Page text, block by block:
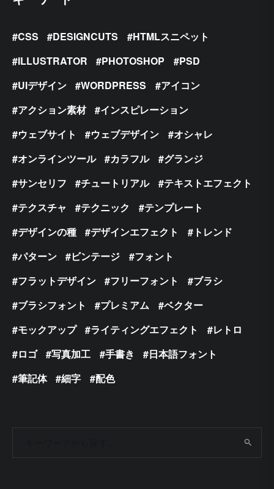
CSS DESIGNCUTS
HTMLスニペット
ILLUSTRATOR
PHOTOSHOP
PSD
UIデザイン
WORDPRESS
アイコン
アクション素材
インスピレーション
ウェブサイト
ウェブデザイン
オシャレ
オンラインツール
カラフル
グランジ
サンセリフ
チュートリアル
テキストエフェクト
テクスチャ
テクニック
テンプレート
デザインの種
デザインエフェクト
トレンド
パターン
ビンテージ
フォント
フラットデザイン
フリーフォント
ブラシ
ブラシフォント
プレミアム
ベクター
モックアップ
ライティングエフェクト
レトロ
ロゴ
写真加工 手書き
日本語フォント
筆記体
細字 配色